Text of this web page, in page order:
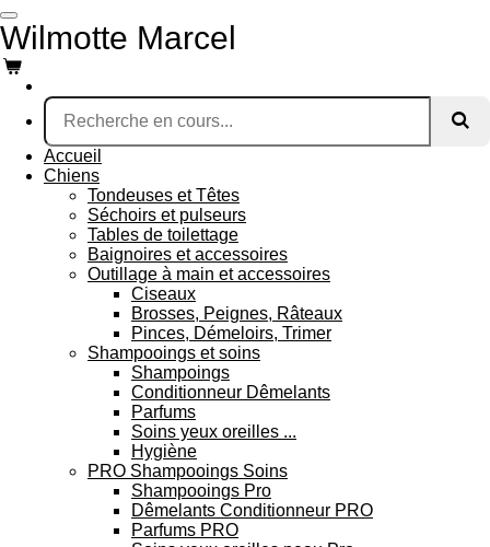
Passer
au
contenu
principal
Wilmotte Marcel
Accueil
Chiens
Tondeuses et Têtes
Séchoirs et pulseurs
Tables de toilettage
Baignoires et accessoires
Outillage à main et accessoires
Ciseaux
Brosses, Peignes, Râteaux
Pinces, Démeloirs, Trimer
Shampooings et soins
Shampoings
Conditionneur Dêmelants
Parfums
Soins yeux oreilles ...
Hygiène
PRO Shampooings Soins
Shampooings Pro
Dêmelants Conditionneur PRO
Parfums PRO